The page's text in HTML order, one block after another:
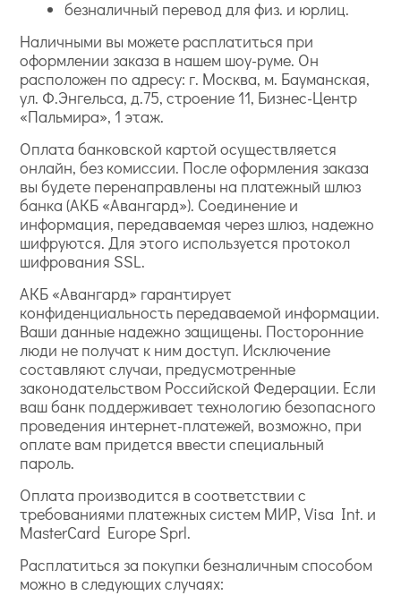
безналичный перевод для физ. и юрлиц.
Наличными вы можете расплатиться при
оформлении заказа в нашем шоу-руме. Он
расположен по адресу: г. Москва, м. Бауманская,
ул. Ф.Энгельса, д.75, строение 11, Бизнес-Центр
«Пальмира», 1 этаж.
Оплата банковской картой осуществляется
онлайн, без комиссии. После оформления заказа
вы будете перенаправлены на платежный шлюз
банка (АКБ «Авангард»). Соединение и
информация, передаваемая через шлюз, надежно
шифруются. Для этого используется протокол
шифрования SSL.
АКБ «Авангард» гарантирует
конфиденциальность передаваемой информации.
Ваши данные надежно защищены. Посторонние
люди не получат к ним доступ. Исключение
составляют случаи, предусмотренные
законодательством Российской Федерации. Если
ваш банк поддерживает технологию безопасного
проведения интернет-платежей, возможно, при
оплате вам придется ввести специальный
пароль.
Оплата производится в соответствии с
требованиями платежных систем МИР, Visa Int. и
MasterCard Europe Sprl.
Расплатиться за покупки безналичным способом
можно в следующих случаях: